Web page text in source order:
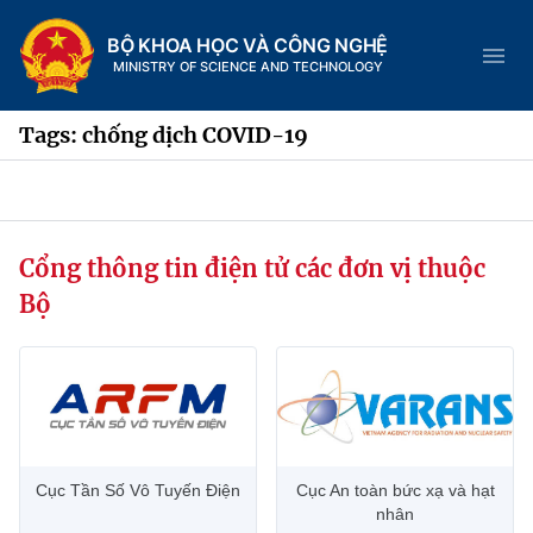
BỘ KHOA HỌC VÀ CÔNG NGHỆ
MINISTRY OF SCIENCE AND TECHNOLOGY
Trang chủ
Chức năng nhiệm vụ
Tin tức sự kiện
Hệ thống văn bản
Tags: chống dịch COVID-19
Cổng thông tin điện tử các đơn vị thuộc
Bộ
Cục Tần Số Vô Tuyến Điện
Cục An toàn bức xạ và hạt
nhân